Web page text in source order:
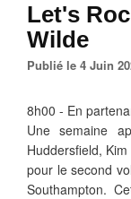
Let's
Wilde
Publié le 4 Juin
8h00 - En
Une semaine
Huddersfield,
pour le second
Southampton.